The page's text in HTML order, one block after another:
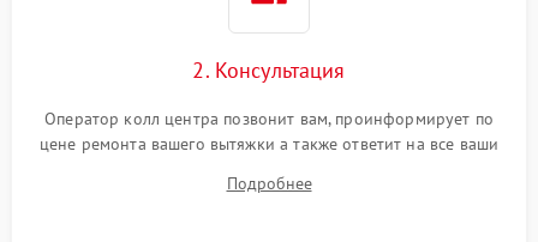
2. Консультация
Оператор колл центра позвонит вам, проинформирует по
цене ремонта вашего вытяжки а также ответит на все ваши
Подробнее